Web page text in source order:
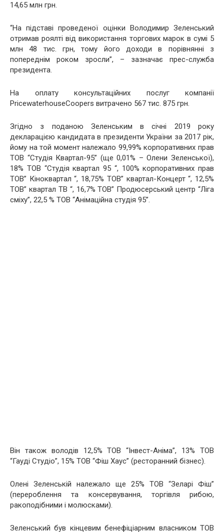
14,65 млн грн.
“На підставі проведеної оцінки Володимир Зеленський
отримав роялті від використання торгових марок в сумі 5
млн 48 тис. грн, тому його доходи в порівнянні з
попереднім роком зросли”, – зазначає прес-служба
президента.
На оплату консультаційних послуг компанії
PricewaterhouseCoopers витрачено 567 тис. 875 грн.
Згідно з поданою Зеленським в січні 2019 року
декларацією кандидата в президенти України за 2017 рік,
йому на той момент належало 99,99% корпоративних прав
ТОВ “Студія Квартал-95” (ще 0,01% – Олени Зеленської),
18% ТОВ “Студія квартал 95 “, 100% корпоративних прав
ТОВ” Кіноквартал “, 18,75% ТОВ” квартал-Концерт “, 12,5%
ТОВ” квартал ТВ “, 16,7% ТОВ” Продюсерський центр “Ліга
сміху”, 22,5 % ТОВ “Анімаційна студія 95”.
Він також володів 12,5% ТОВ “Інвест-Аніма”, 13% ТОВ
“Гауді Студіо”, 15% ТОВ “Фіш Хаус” (ресторанний бізнес).
Олені Зеленській належало ще 25% ТОВ “Зеларі Фіш”
(перероблення та консервування, торгівля рибою,
ракоподібними і молюсками).
Зеленський був кінцевим бенефіціарним власником ТОВ